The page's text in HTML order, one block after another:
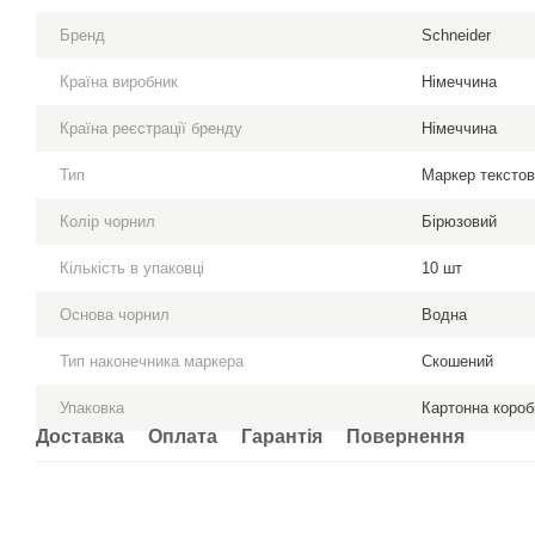
Бренд Schneider
Країна виробник Німеччина
Країна реєстрації бренду Німеччина
Тип Маркер
Колір чорнил Бірюзовий
Кількість в упаковці 10 шт
Основа чорнил Водна
Тип наконечника маркера Скошений
Упаковка Картонна
Доставка Оплата Гарантія Повернення